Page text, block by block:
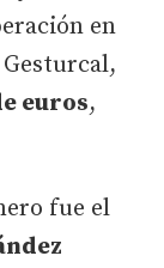
en
Gesturcal,
euros,
fue el